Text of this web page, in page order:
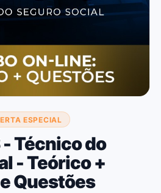
ESPECIAL
- Técnico do
- Teórico +
Questões